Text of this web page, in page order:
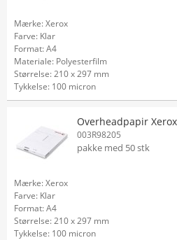
Mærke: Xerox
Farve: Klar
Format: A4
Materiale: Polyesterfilm
Størrelse: 210 x 297 mm
Tykkelse: 100 micron
Overheadpapir
003R98205
pakke med 50 stk
Mærke: Xerox
Farve: Klar
Format: A4
Størrelse: 210 x 297 mm
Tykkelse: 100 micron